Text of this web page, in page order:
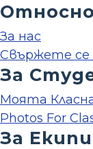
Относно
За нас
Свържете се
За
Моята
Photos For
За Екипи